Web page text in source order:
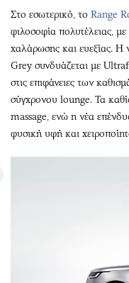
Στο εσωτερικό, το Range
φιλοσοφία πολυτέλειας,
χαλάρωσης και ευεξίας.
Grey συνδυάζεται με
στις επιφάνειες των
σύγχρονου lounge. Τα
massage, ενώ η νέα
φυσική υφή και